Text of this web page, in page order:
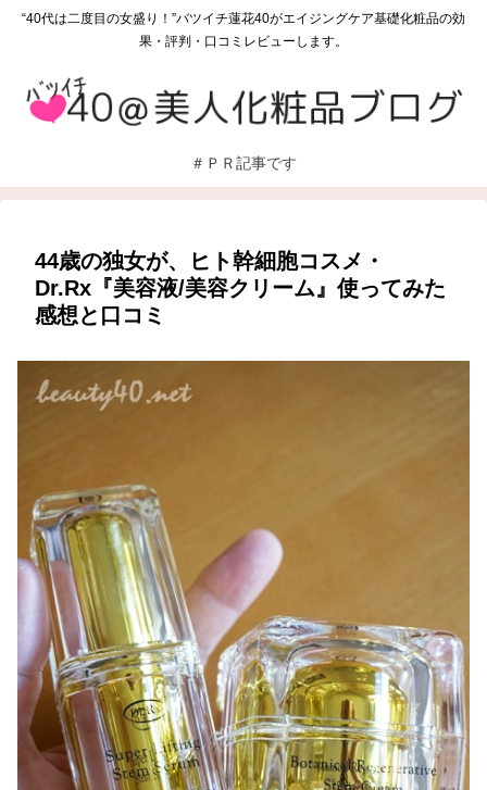
“40代は二度目の女盛り！”バツイチ蓮花40がエイジングケア基礎化粧品の効
果・評判・口コミレビューします。
＃ＰＲ記事です
44歳の独女が、ヒト幹細胞コスメ・
Dr.Rx『美容液/美容クリーム』使ってみた
感想と口コミ